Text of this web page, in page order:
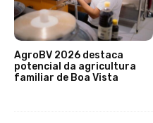
AgroBV 2026 destaca
potencial da agricultura
familiar de Boa Vista